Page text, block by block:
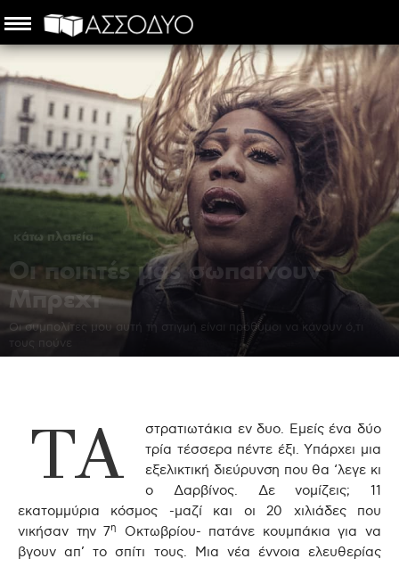
κάτω πλατεία
Οι ποιητές μας σωπαίνουν
Μπρεχτ
Οι συμπολίτες μου αυτή τη στιγμή είναι πρόθυμοι να κάνουν ό,τι
τους πούνε
ΤΑ
στρατιωτάκια εν δυο. Εμείς ένα δύο
τρία τέσσερα πέντε έξι. Υπάρχει μια
εξελικτική διεύρυνση που θα ‘λεγε κι
ο Δαρβίνος. Δε νομίζεις; 11
εκατομμύρια κόσμος -μαζί και οι 20 χιλιάδες που
νικήσαν την 7η
Οκτωβρίου- πατάνε κουμπάκια για να
βγουν απ’ το σπίτι τους. Μια νέα έννοια ελευθερίας